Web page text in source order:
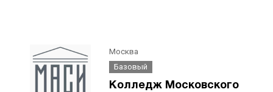
Москва
Базовый
Колледж Московского